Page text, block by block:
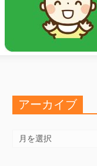
アーカイブ
カ